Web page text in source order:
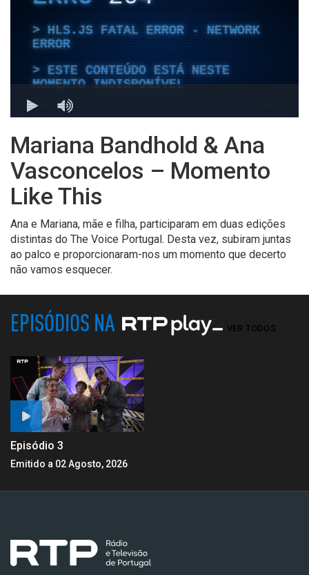
Mariana Bandhold & Ana
Vasconcelos – Momento
Like This
Ana e Mariana, mãe e filha, participaram em duas edições
distintas do The Voice Portugal. Desta vez, subiram juntas
ao palco e proporcionaram-nos um momento que decerto
não vamos esquecer.
EPISÓDIOS NA VER TODOS
Episódio 3
Emitido a 02 Agosto, 2026